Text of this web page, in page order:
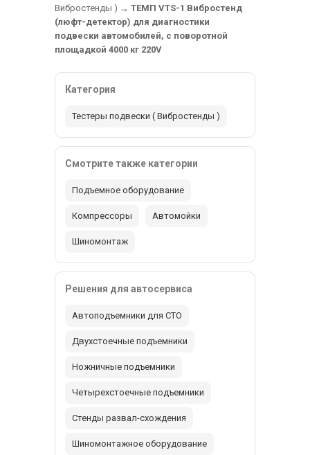
Вибростенды ) → ТЕМП VTS-1 Вибростенд
(люфт-детектор) для диагностики
подвески автомобилей, с поворотной
площадкой 4000 кг 220V
Категория
Тестеры подвески ( Вибростенды )
Смотрите также категории
Подъемное оборудование
Компрессоры Автомойки
Шиномонтаж
Решения для автосервиса
Автоподъемники для СТО
Двухстоечные подъемники
Ножничные подъемники
Четырехстоечные подъемники
Стенды развал-схождения
Шиномонтажное оборудование